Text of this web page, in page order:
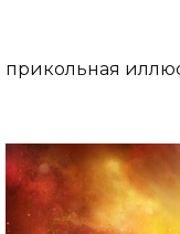
прикольная